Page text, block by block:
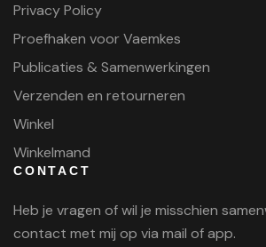
Privacy Policy
Proefhaken voor Vaemkes
Publicaties & Samenwerkingen
Verzenden en retourneren
Winkel
Winkelmand
CONTACT
Heb je vragen of wil je misschien
contact met mij op via mail of app.